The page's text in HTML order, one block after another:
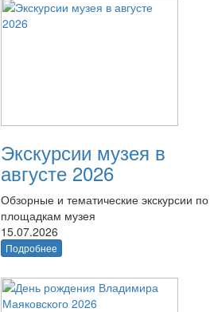
Экскурсии музея в
августе 2026
Обзорные и тематические экскурсии по
площадкам музея
15.07.2026
Подробнее